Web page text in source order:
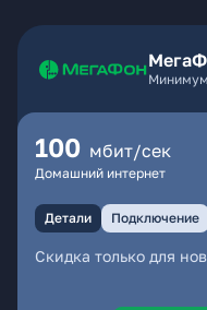
Минимум
100 мбит/сек
Домашний интернет
Детали Подключение
Скидка только для